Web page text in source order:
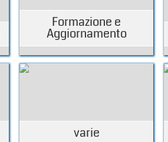
Formazione e
Aggiornamento
varie